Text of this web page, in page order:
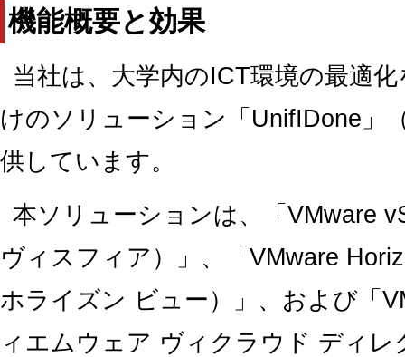
機能概要と効果
当社は、大学内のICT環境の最適
けのソリューション「UnifIDone」
供しています。
本ソリューションは、「VMware
ヴィスフィア）」、「VMware
ホライズン ビュー）」、および「
ィエムウェア ヴィクラウド ディレ